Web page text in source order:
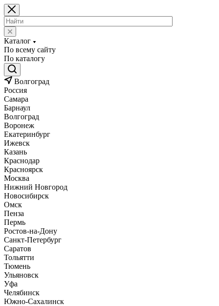
Каталог
По всему сайту
По каталогу
Волгоград
Россия
Самара
Барнаул
Волгоград
Воронеж
Екатеринбург
Ижевск
Казань
Краснодар
Красноярск
Москва
Нижний Новгород
Новосибирск
Омск
Пенза
Пермь
Ростов-на-Дону
Санкт-Петербург
Саратов
Тольятти
Тюмень
Ульяновск
Уфа
Челябинск
Южно-Сахалинск